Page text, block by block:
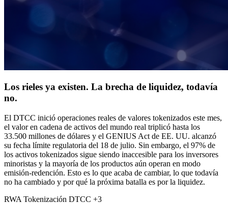
Los rieles ya existen. La brecha de liquidez, todavía
no.
El DTCC inició operaciones reales de valores tokenizados este mes,
el valor en cadena de activos del mundo real triplicó hasta los
33.500 millones de dólares y el GENIUS Act de EE. UU. alcanzó
su fecha límite regulatoria del 18 de julio. Sin embargo, el 97% de
los activos tokenizados sigue siendo inaccesible para los inversores
minoristas y la mayoría de los productos aún operan en modo
emisión-redención. Esto es lo que acaba de cambiar, lo que todavía
no ha cambiado y por qué la próxima batalla es por la liquidez.
RWA Tokenización DTCC +3